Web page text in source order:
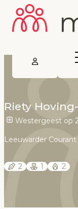
Riety
Westergeest op
Leeuwarder Courant
2 1 2